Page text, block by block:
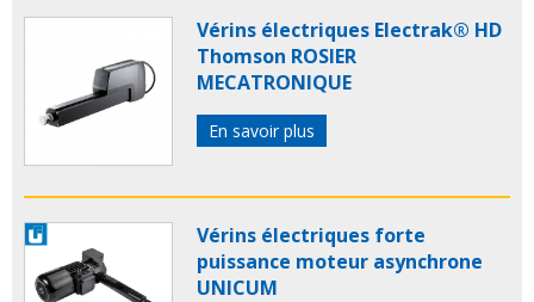
Vérins électriques Electrak® HD
Thomson ROSIER
MECATRONIQUE
En savoir plus
Vérins électriques forte
puissance moteur asynchrone
UNICUM